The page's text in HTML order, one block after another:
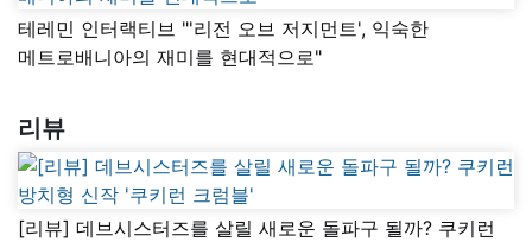
테레민 인터랙티브 "'리전 오브 저지먼트', 익숙한
메트로배니아의 재미를 현대적으로"
리뷰
[리뷰] 데브시스터즈를 살릴 새로운 돌파구 될까? 쿠키런